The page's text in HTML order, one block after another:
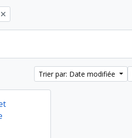
Trier par: Date modifiée